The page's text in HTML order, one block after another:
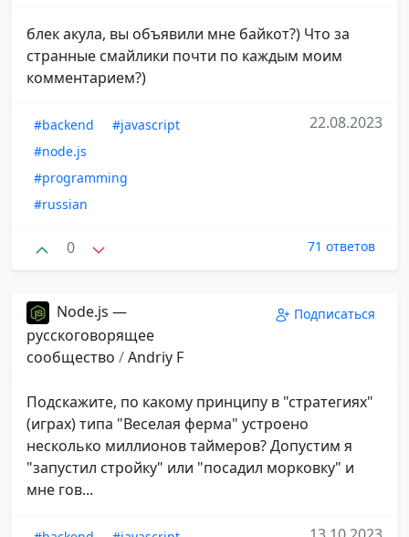
блек акула, вы объявили мне байкот?) Что за
странные смайлики почти по каждым моим
комментарием?)
#backend
#javascript
#node.js
#programming
#russian
22.08.2023
0 71 ответов
Node.js —
русскоговорящее
сообщество /Andriy F
Подписаться
Подскажите, по какому принципу в "стратегиях"
(играх) типа "Веселая ферма" устроено
несколько миллионов таймеров? Допустим я
"запустил стройку" или "посадил морковку" и
мне гов...